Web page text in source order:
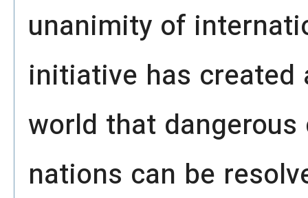
unanimity of
initiative has created
world that
nations can be